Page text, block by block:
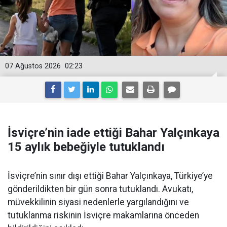
02:23
07 Ağustos 2026
İsviçre’nin iade ettiği Bahar Yalçınkaya
15 aylık bebeğiyle tutuklandı
İsviçre’nin sınır dışı ettiği Bahar Yalçınkaya, Türkiye’ye
gönderildikten bir gün sonra tutuklandı. Avukatı,
müvekkilinin siyasi nedenlerle yargılandığını ve
tutuklanma riskinin İsviçre makamlarına önceden